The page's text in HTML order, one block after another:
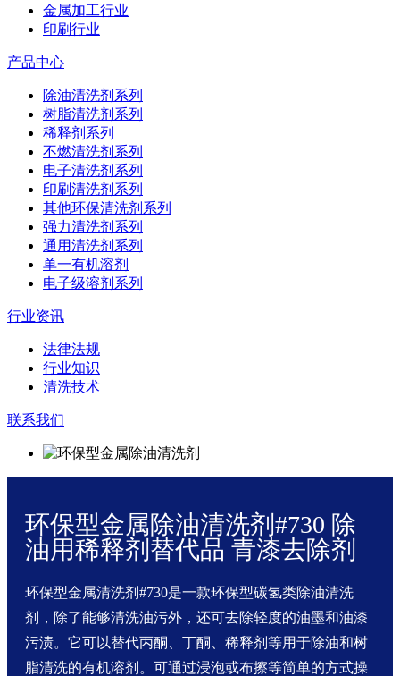
金属加工行业
印刷行业
产品中心
除油清洗剂系列
树脂清洗剂系列
稀释剂系列
不燃清洗剂系列
电子清洗剂系列
印刷清洗剂系列
其他环保清洗剂系列
强力清洗剂系列
通用清洗剂系列
单一有机溶剂
电子级溶剂系列
行业资讯
法律法规
行业知识
清洗技术
联系我们
环保型金属除油清洗剂#730 除
油用稀释剂替代品 青漆去除剂
环保型金属清洗剂#730是一款环保型碳氢类除油清洗
剂，除了能够清洗油污外，还可去除轻度的油墨和油漆
污渍。它可以替代丙酮、丁酮、稀释剂等用于除油和树
脂清洗的有机溶剂。可通过浸泡或布擦等简单的方式操